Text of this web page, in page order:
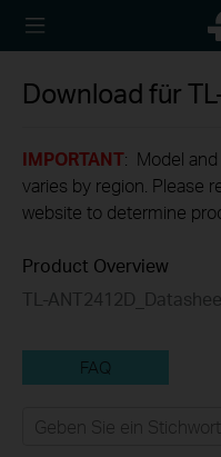
Download für
IMPORTANT: Model and
varies by region. Please
website to determine
Product Overview
TL-
FAQ